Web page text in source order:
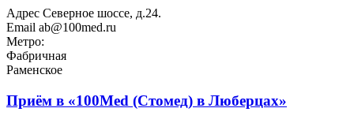
Адрес Северное шоссе, д.24.
Email ab@100med.ru
Метро:
Фабричная
Раменское
Приём в «100Med (Стомед) в Люберцах»